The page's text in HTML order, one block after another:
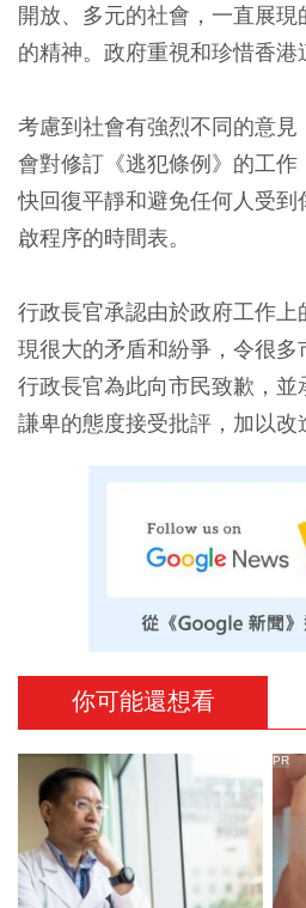
開放、多元的社會，一直展
的精神。政府重視和珍惜香港
考慮到社會有強烈不同的意
會對修訂《逃犯條例》的工
快回復平靜和避免任何人受
啟程序的時間表。
行政長官承認由於政府工作上
現很大的矛盾和紛爭，令很多
行政長官為此向市民致歉，
謙卑的態度接受批評，加以改
你可能還想看
PR